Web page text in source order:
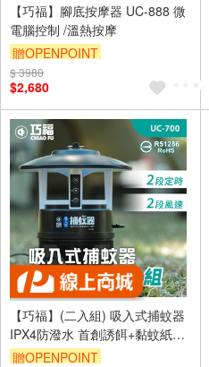
【巧福】腳底按摩器 UC-888 微
電腦控制 /溫熱按摩
贈OPENPOINT
$ 3980
$2,680
【巧福】(二入組) 吸入式捕蚊器
IPX4防潑水 首創誘餌+黏蚊紙
(無腳架) UC-700
贈OPENPOINT